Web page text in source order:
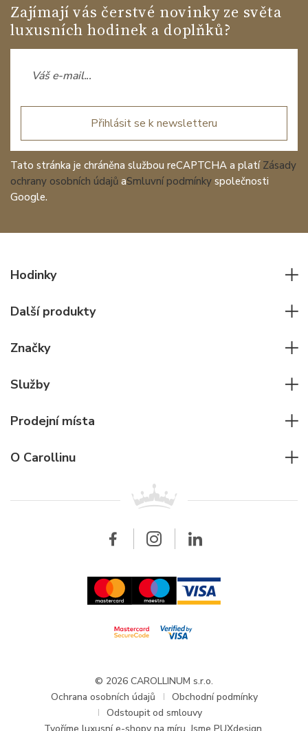
Zajímají vás čerstvé novinky ze světa
luxusních hodinek a doplňků?
Přihlásit se k newsletteru
Tato stránka je chráněna službou reCAPTCHA a platí Zásady
ochrany osobních údajů aSmluvní podmínky společnosti
Google.
Hodinky
Dámské hodinky
Pilotní hodinky
Potápěčské hodinky
Další produkty
Ostatní doplňky
Značky
Cartier
Breitling
Služby
Pro firmy
Velkoobchod
Prodejní místa
O Carollinu
Velkoobchod
O společnosti Carollinum
Aktuality a oznámení
© 2026 CAROLLINUM s.r.o.
Ochrana osobních údajů
Obchodní podmínky
Odstoupit od smlouvy